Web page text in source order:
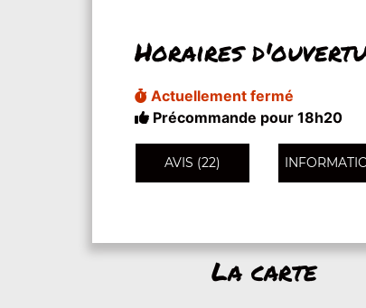
Horaires
Actuellement fermé
Précommande pour 18h20
AVIS (22)
La carte